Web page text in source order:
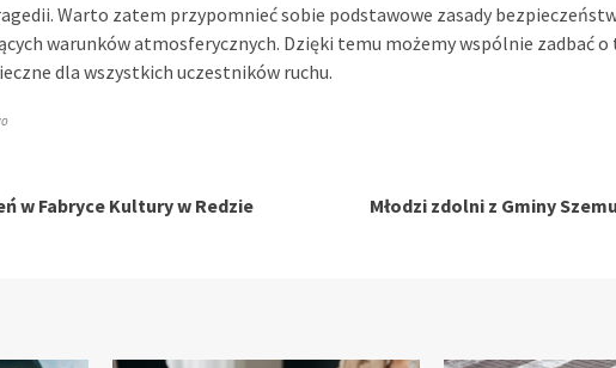
Warto zatem przypomnieć sobie podstawowe zasady
warunków atmosferycznych. Dzięki temu możemy wspólnie zadbać o
dla wszystkich uczestników ruchu.
w Fabryce Kultury w Redzie
Młodzi zdolni z Gminy